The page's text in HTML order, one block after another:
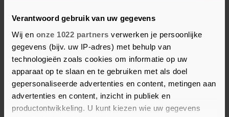
Verantwoord gebruik van uw gegevens
Wij en onze 1022 partners verwerken je persoonlijke
gegevens (bijv. uw IP-adres) met behulp van
technologieën zoals cookies om informatie op uw
apparaat op te slaan en te gebruiken met als doel
gepersonaliseerde advertenties en content, metingen aan
advertenties en content, inzicht in publiek en
productontwikkeling. U kunt kiezen wie uw gegevens
van graan hoger.